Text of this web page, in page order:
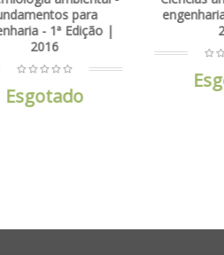
engenharia - 1ª Edição |
2014